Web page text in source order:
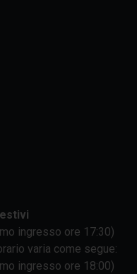
ingresso ore 17:30)
varia come segue:
ingresso ore 18:00)